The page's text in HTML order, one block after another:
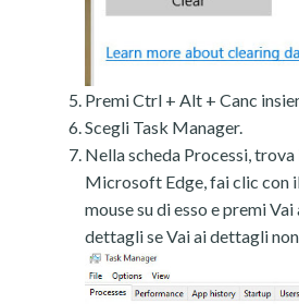
Premi Ctrl + Alt + Canc
Scegli Task Manager.
Nella scheda Processi,
Microsoft Edge, fai clic con
mouse su di esso e premi
dettagli se Vai ai dettagli